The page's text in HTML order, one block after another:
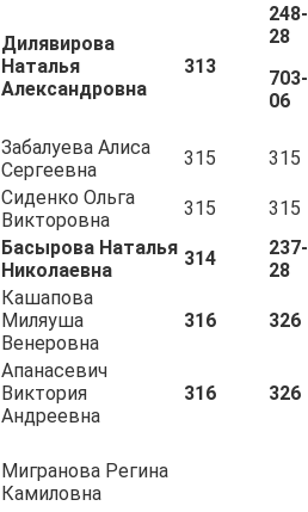
Дилявирова
Наталья
Александровна
313
28
06
Забалуева Алиса
Сергеевна
315 315
Сиденко Ольга
Викторовна
315 315
Басырова Наталья
Николаевна
314
28
Кашапова
Миляуша
Венеровна
316 326
Апанасевич
Виктория
Андреевна
316 326
Мигранова Регина
Камиловна